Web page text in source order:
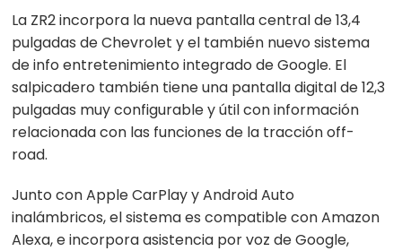
La ZR2 incorpora la nueva pantalla central de 13,4
pulgadas de Chevrolet y el también nuevo sistema
de info entretenimiento integrado de Google. El
salpicadero también tiene una pantalla digital de 12,3
pulgadas muy configurable y útil con información
relacionada con las funciones de la tracción off-
road.
Junto con Apple CarPlay y Android Auto
inalámbricos, el sistema es compatible con Amazon
Alexa, e incorpora asistencia por voz de Google,